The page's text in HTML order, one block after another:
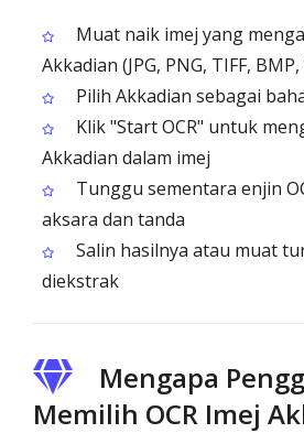
Muat naik imej yang
Akkadian (JPG, PNG, TIFF, BMP,
Pilih Akkadian sebagai
Klik "Start OCR" untuk
Akkadian dalam imej
Tunggu sementara enjin
aksara dan tanda
Salin hasilnya atau muat
diekstrak
Mengapa
Memilih OCR Imej